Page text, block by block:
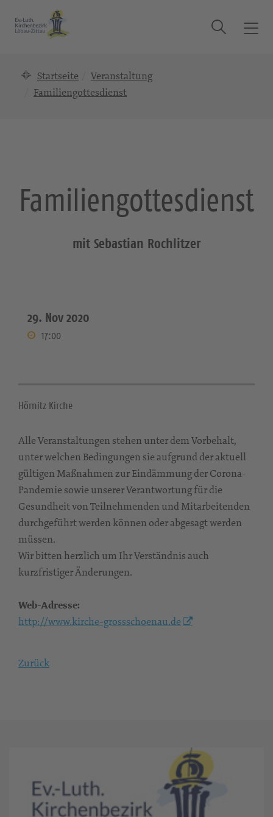
T
a
t
Suche
Startseite
Veranstaltung
Familiengottesdienst
Familiengottesdienst
mit Sebastian Rochlitzer
29. Nov 2020
17:00
Hörnitz Kirche
Alle Veranstaltungen stehen unter dem Vorbehalt,
unter welchen Bedingungen sie aufgrund der aktuell
gültigen Maßnahmen zur Eindämmung der Corona-
Pandemie sowie unserer Verantwortung für die
Gesundheit von Teilnehmenden und Mitarbeitenden
durchgeführt werden können oder abgesagt werden
müssen.
Wir bitten herzlich um Ihr Verständnis auch
kurzfristiger Änderungen.
Web-Adresse:
http://www.kirche-grossschoenau.de
Zurück